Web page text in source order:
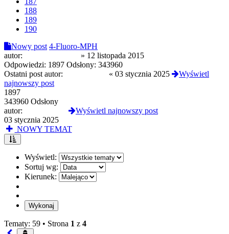
188
189
190
Nowy post 4-Fluoro-MPH
autor:
» 12 listopada 2015
Odpowiedzi: 1897 Odsłony: 343960
Ostatni post autor:
« 03 stycznia 2025
Wyświetl
najnowszy post
1897
343960 Odsłony
autor:
Wyświetl najnowszy post
03 stycznia 2025
NOWY TEMAT
Wyświetl:
Sortuj wg:
Kierunek:
Tematy: 59 • Strona 1 z 4